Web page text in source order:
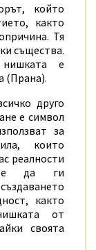
който
както
Тя
същества.
е
(Прана).
друго
е символ
за
които
реалности
да ги
както
от
своята